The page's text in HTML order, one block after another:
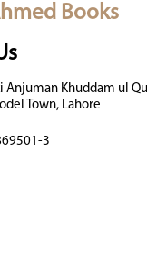
Books
Anjuman Khuddam ul
Town, Lahore
3